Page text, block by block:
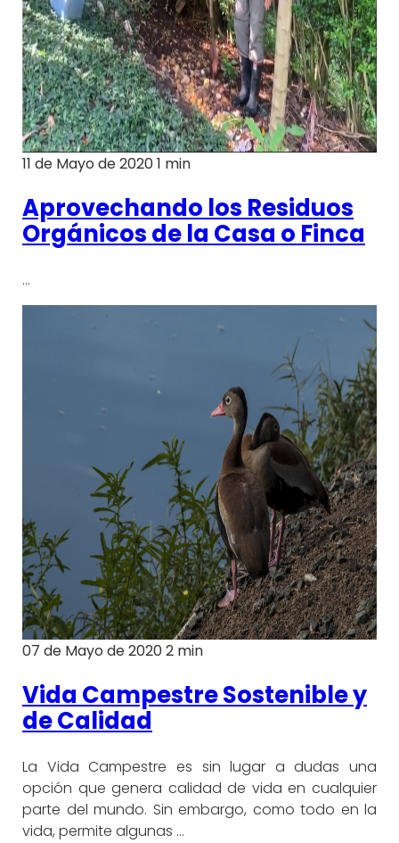
11 de Mayo de 20201 min
Aprovechando los Residuos
Orgánicos de la Casa o Finca
…
07 de Mayo de 20202 min
Vida Campestre Sostenible y
de Calidad
La Vida Campestre es sin lugar a dudas una
opción que genera calidad de vida en cualquier
parte del mundo. Sin embargo, como todo en la
vida, permite algunas …